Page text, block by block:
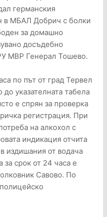
германския
в МБАЛ Добрич с болки
за домашно
досъдебно
МВР Генерал Тошево.
по път от град Тервел
указателната табела
е спрян за проверка
регистрация. При
на алкохол с
индикация отчита
издишания от водача
срок от 24 часа е
Савово. По